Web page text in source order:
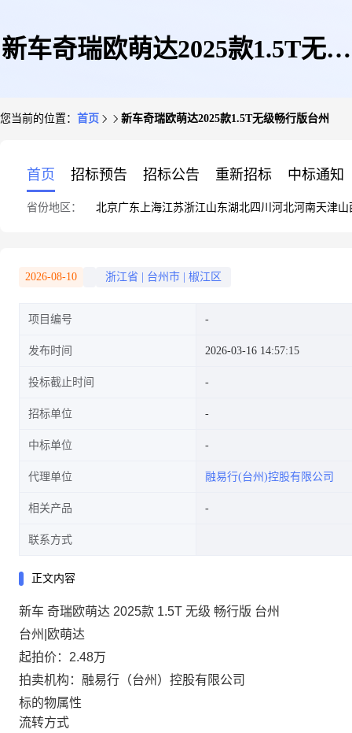
新车奇瑞欧萌达2025款1.5T无级
您当前的位置： 首页 新车奇瑞欧萌达2025款1.5T无级畅行版台州
首页 招标预告 招标公告 重新招标 中标通知
省份地区： 北京广东 上海江苏浙江山东湖北四川 河北河南天津山
2026-08-10 浙江省 台州市 椒江区
项目编号
发布时间 2026-03-16 14:57:15
投标截止时间
招标单位
中标单位
代理单位 融易行(台州)控股有限公司
相关产品
联系方式
正文内容
新车 奇瑞欧萌达 2025款 1.5T 无级 畅行版 台州
台州|欧萌达
起拍价：2.48万
拍卖机构：融易行（台州）控股有限公司
标的物属性
流转方式